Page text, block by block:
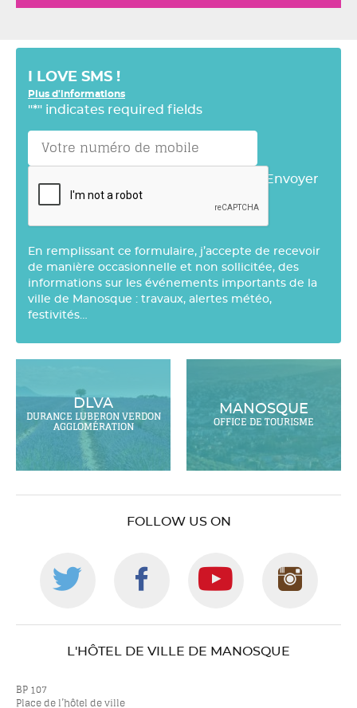
I LOVE SMS !
Plus d'informations
"*" indicates required fields
Envoyer
En remplissant ce formulaire, j’accepte de recevoir
de manière occasionnelle et non sollicitée, des
informations sur les événements importants de la
ville de Manosque : travaux, alertes météo,
festivités…
DLVA
DURANCE LUBERON VERDON
AGGLOMÉRATION
MANOSQUE
OFFICE DE TOURISME
FOLLOW US ON
Follow
us
on
Follow
us
Follow
us
us
L'HÔTEL DE VILLE DE MANOSQUE
BP 107
Place de l’hôtel de ville